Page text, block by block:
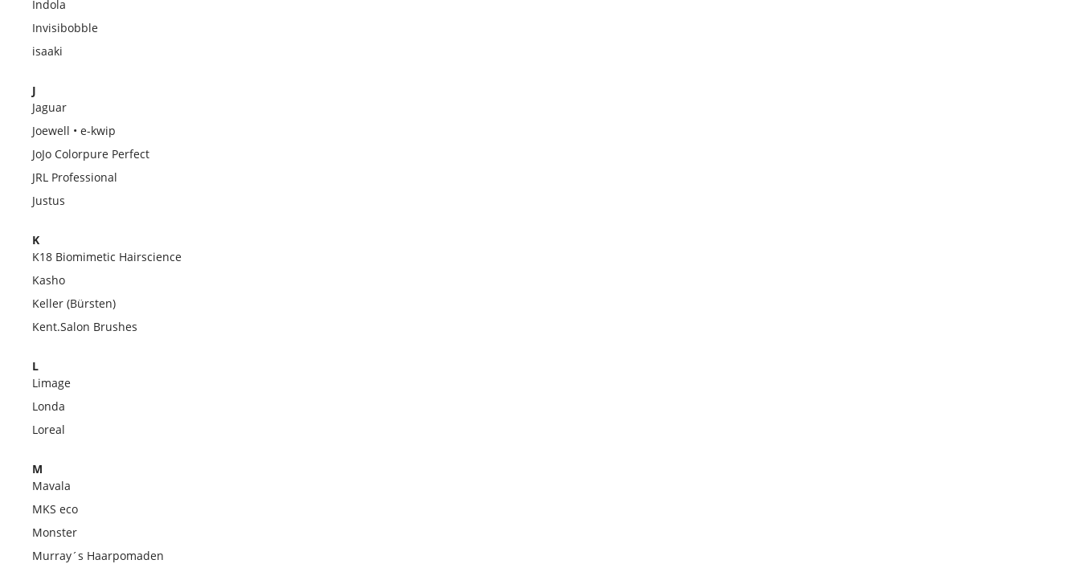
Indola
Invisibobble
isaaki
J
Jaguar
Joewell • e-kwip
JoJo Colorpure Perfect
JRL Professional
Justus
K
K18 Biomimetic Hairscience
Kasho
Keller (Bürsten)
Kent.Salon Brushes
L
Limage
Londa
Loreal
M
Mavala
MKS eco
Monster
Murray´s Haarpomaden